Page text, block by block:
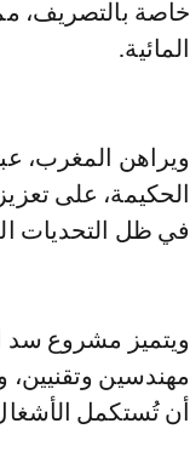
خاصة بالتصريف،
المائية.
ويراهن المغرب،
الحكيمة، على
في ظل التحديات
ويتميز مشروع سد
مهندسين وتقنيين،
أن تُستكمل الأشغال